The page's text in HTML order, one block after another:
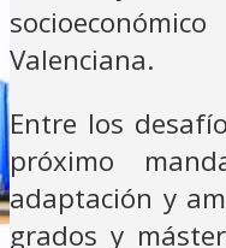
Valenciana.
Entre los
próximo
adaptación y
grados y